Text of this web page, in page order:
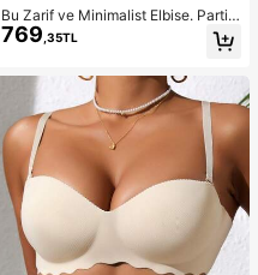
Bu Zarif ve Minimalist Elbise. Parti
Siyah Yaz
769 ,35TL